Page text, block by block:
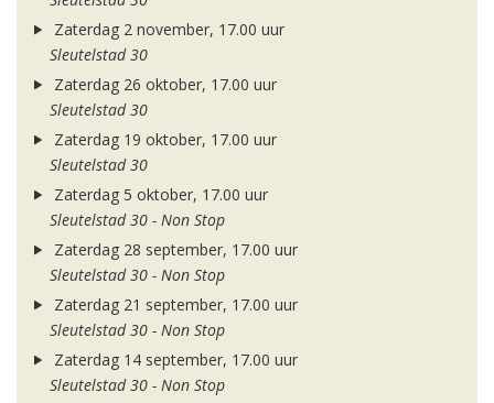
Zaterdag 2 november, 17.00 uur
Sleutelstad 30
Zaterdag 26 oktober, 17.00 uur
Sleutelstad 30
Zaterdag 19 oktober, 17.00 uur
Sleutelstad 30
Zaterdag 5 oktober, 17.00 uur
Sleutelstad 30 - Non Stop
Zaterdag 28 september, 17.00 uur
Sleutelstad 30 - Non Stop
Zaterdag 21 september, 17.00 uur
Sleutelstad 30 - Non Stop
Zaterdag 14 september, 17.00 uur
Sleutelstad 30 - Non Stop